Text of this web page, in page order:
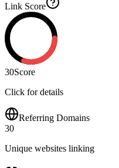
Link Score
30Score
Click for details
Referring Domains
30
Unique websites linking